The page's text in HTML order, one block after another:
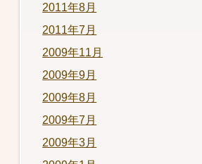
2011年8月
2011年7月
2009年11月
2009年9月
2009年8月
2009年7月
2009年3月